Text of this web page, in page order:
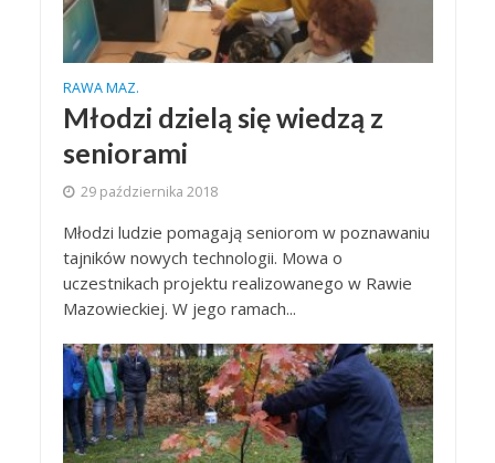
RAWA MAZ.
Młodzi dzielą się wiedzą z
seniorami
29 października 2018
Młodzi ludzie pomagają seniorom w poznawaniu
tajników nowych technologii. Mowa o
uczestnikach projektu realizowanego w Rawie
Mazowieckiej. W jego ramach...